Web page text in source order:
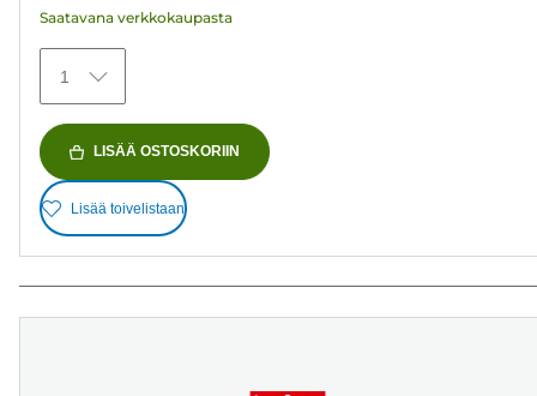
Saatavana verkkokaupasta
1
LISÄÄ OSTOSKORIIN
Lisää toivelistaan